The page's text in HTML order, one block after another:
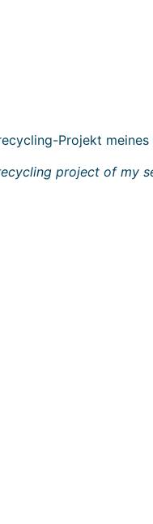
Projekt meines
project of my